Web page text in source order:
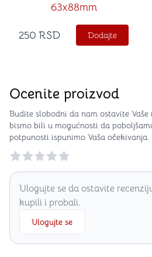
63x88mm
250 RSD Dodajte
Ocenite proizvod
Budite slobodni da nam ostavite
bismo bili u mogućnosti da
potpunosti ispunimo Vaša očekivanja.
Reviews
Ulogujte se da ostavite
kupili i probali.
Ulogujte se